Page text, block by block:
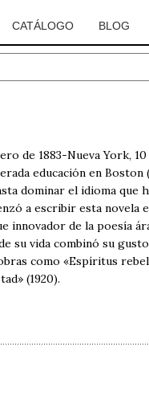
CATÁLOGO BLOG
de 1883-Nueva York,
educación en
dominar el idioma que
a escribir esta novela
innovador de la poesía
su vida combinó su
como «Espíritus
(1920).